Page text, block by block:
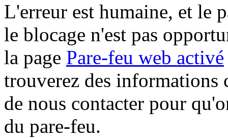
L'erreur est humaine, et le
le blocage n'est pas
la page Pare-feu web activé
trouverez des informations
de nous contacter pour
du pare-feu.